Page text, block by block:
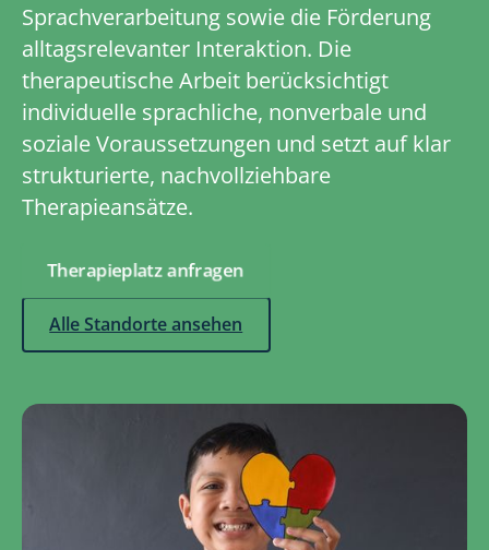
Sprachverarbeitung sowie die Förderung
alltagsrelevanter Interaktion. Die
therapeutische Arbeit berücksichtigt
individuelle sprachliche, nonverbale und
soziale Voraussetzungen und setzt auf klar
strukturierte, nachvollziehbare
Therapieansätze.
Therapieplatz anfragen
Alle Standorte ansehen